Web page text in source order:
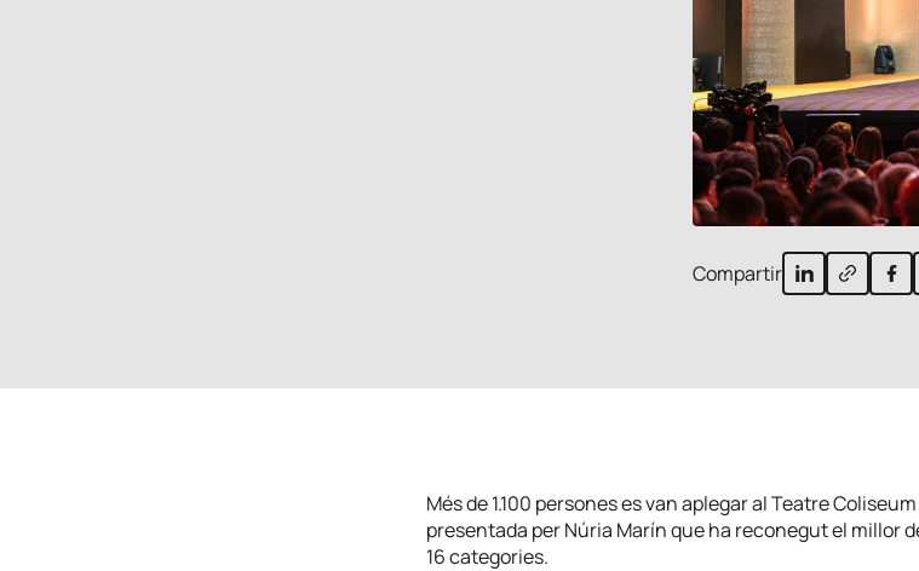
Compartir
Més de 1.100 persones es van aplegar al Teatre
presentada per Núria Marín que ha reconegut el millor
16 categories.